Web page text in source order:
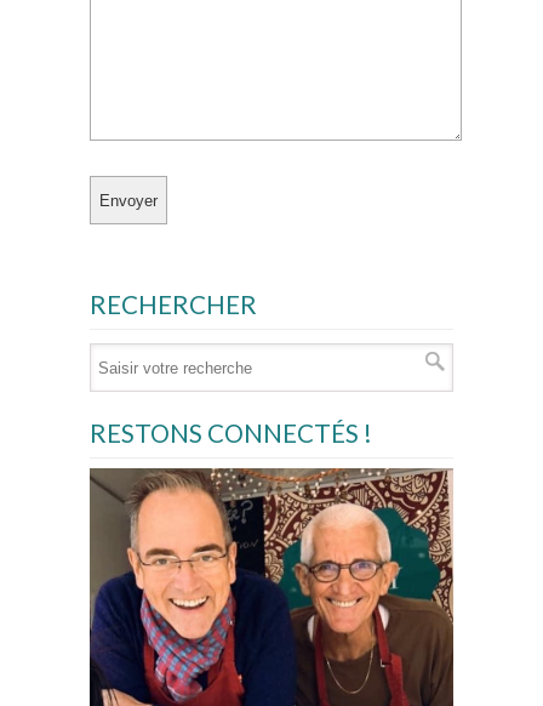
RECHERCHER
RESTONS CONNECTÉS !